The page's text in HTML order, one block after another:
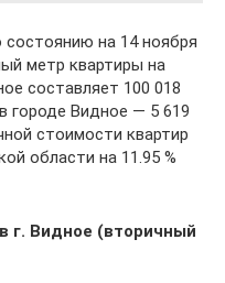
на 14 ноября
метр квартиры на
составляет 100 018
городе Видное — 5 619
стоимости квартир
области на 11.95 %
г. Видное (вторичный